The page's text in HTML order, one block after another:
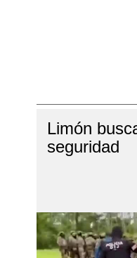
Limón
seguridad